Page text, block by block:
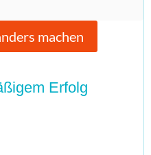
machen
Erfolg